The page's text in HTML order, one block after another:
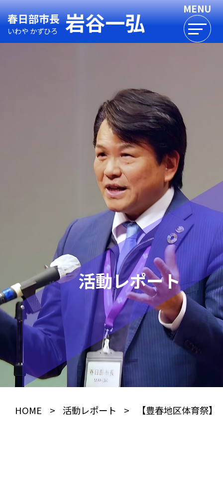
春日部市長
いわや かずひろ 岩谷一弘
活動レポート
HOME > 活動レポート > 【豊春地区体育祭】